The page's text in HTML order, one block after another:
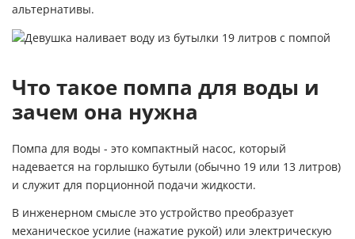
альтернативы.
Что такое помпа для воды и
зачем она нужна
Помпа для воды - это компактный насос, который
надевается на горлышко бутыли (обычно 19 или 13 литров)
и служит для порционной подачи жидкости.
В инженерном смысле это устройство преобразует
механическое усилие (нажатие рукой) или электрическую